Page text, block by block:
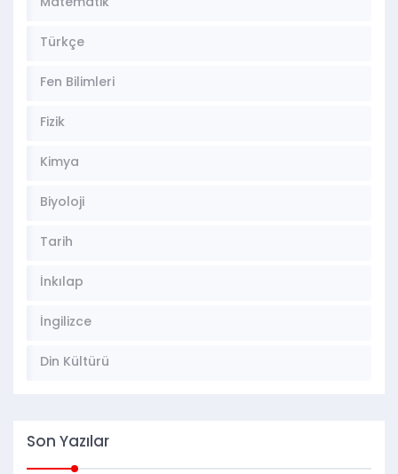
Matematik
Türkçe
Fen Bilimleri
Fizik
Kimya
Biyoloji
Tarih
İnkılap
İngilizce
Din Kültürü
Son Yazılar